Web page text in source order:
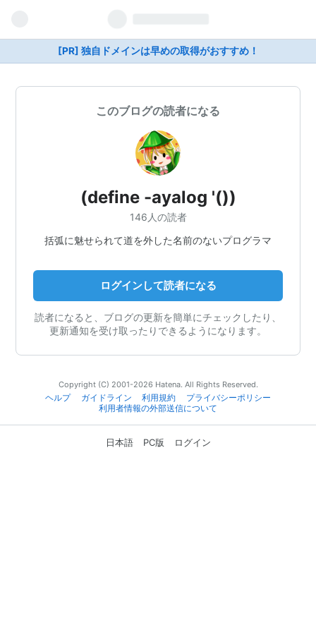
[PR] 独自ドメインは早めの取得がおすすめ！
このブログの読者になる
(define -ayalog '())
146人の読者
括弧に魅せられて道を外した名前のないプログラマ
ログインして読者になる
読者になると、ブログの更新を簡単にチェックしたり、
更新通知を受け取ったりできるようになります。
Copyright (C) 2001-2026 Hatena. All Rights Reserved.
ヘルプ
ガイドライン 利用規約
プライバシーポリシー
利用者情報の外部送信について
日本語 PC版 ログイン